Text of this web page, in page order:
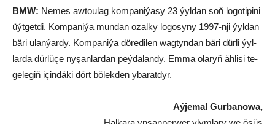
BMW: Ne­mes aw­tou­lag kom­pa­ni­ýa­sy 23 ýyl­dan soň lo­go­ti­pi­ni
üýt­get­di. Kom­pa­ni­ýa mun­dan ozal­ky lo­go­sy­ny 1997-nji ýyl­dan
bä­ri ulan­ýar­dy. Kom­pa­ni­ýa dö­re­di­len wag­tyn­dan bä­ri dür­li ýyl­
lar­da dür­lü­çe ny­şan­lar­dan peý­da­lan­dy. Em­ma ola­ryň äh­li­si te­
ge­le­giň için­dä­ki dört bö­lek­den yba­rat­dyr.
Aý­je­mal Gur­ba­no­wa,